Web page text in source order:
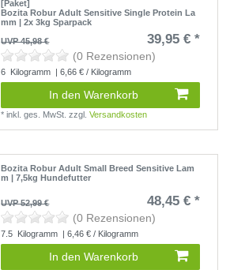
[Paket]
Bozita Robur Adult Sensitive Single Protein La
mm | 2x 3kg Sparpack
UVP 45,98 €
39,95 € *
(0 Rezensionen)
6 Kilogramm | 6,66 € / Kilogramm
In den Warenkorb
*inkl. ges. MwSt. zzgl.Versandkosten
Bozita Robur Adult Small Breed Sensitive Lam
m | 7,5kg Hundefutter
UVP 52,99 € 48,45 € *
(0 Rezensionen)
7.5 Kilogramm | 6,46 € / Kilogramm
In den Warenkorb